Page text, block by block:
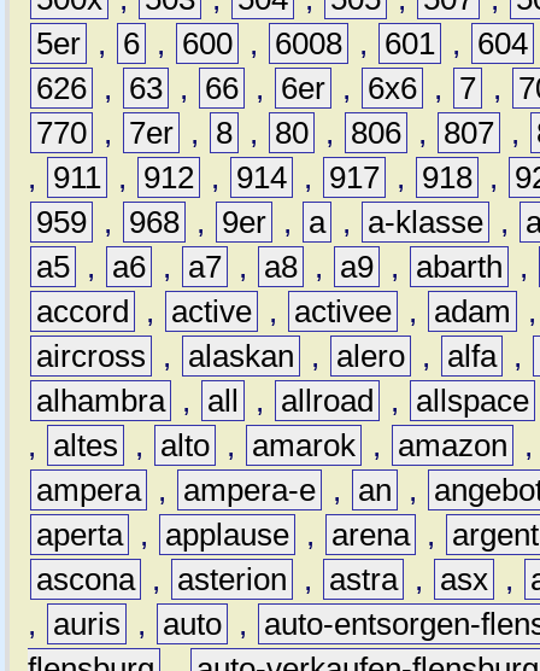
5er , 6 , 600 , 6008 , 601 , 604
626 , 63 , 66 , 6er , 6x6 , 7 ,
770 , 7er , 8 , 80 , 806 , 807 ,
,
911 , 912 , 914 , 917 , 918 ,
959 , 968 , 9er , a , a-klasse ,
a5 , a6 , a7 , a8 , a9 , abarth
,
accord
, active , activee , adam
aircross
, alaskan , alero , alfa ,
alhambra , all , allroad , allspace
,
altes , alto , amarok , amazon
ampera , ampera-e , an ,
aperta , applause , arena ,
ascona , asterion , astra , asx ,
,
auris , auto ,
auto-entsorgen-